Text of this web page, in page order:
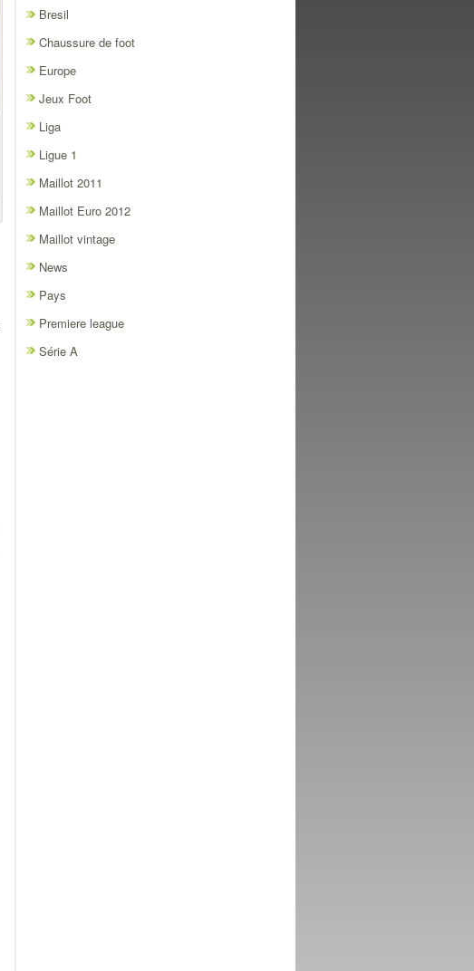
Bresil
Chaussure de foot
Europe
Jeux Foot
Liga
Ligue 1
Maillot 2011
Maillot Euro 2012
Maillot vintage
News
Pays
Premiere league
Série A